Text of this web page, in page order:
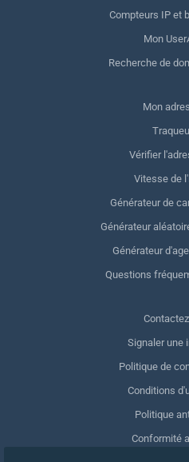
Compteurs IP et
Mon
Recherche de
Mon
Vérifier
Vitesse de
Générateur de
Générateur
Générateur
Questions
Signaler une
Politique de
Conditions
Politique
Conformité